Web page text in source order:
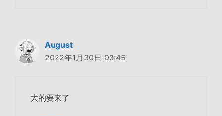
August
2022年1月30日 03:45
大的要来了